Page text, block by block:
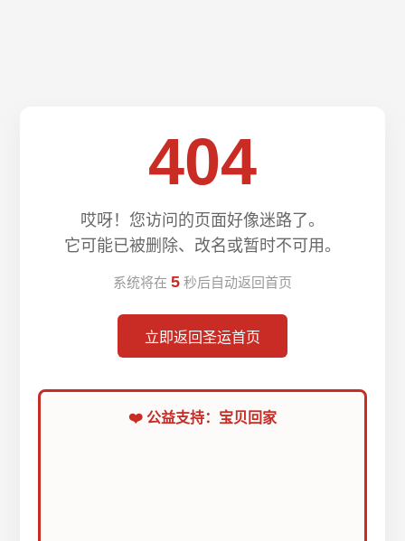
404
哎呀！您访问的页面好像迷路了。
它可能已被删除、改名或暂时不可用。
系统将在 5 秒后自动返回首页
立即返回圣运首页
❤️ 公益支持：宝贝回家